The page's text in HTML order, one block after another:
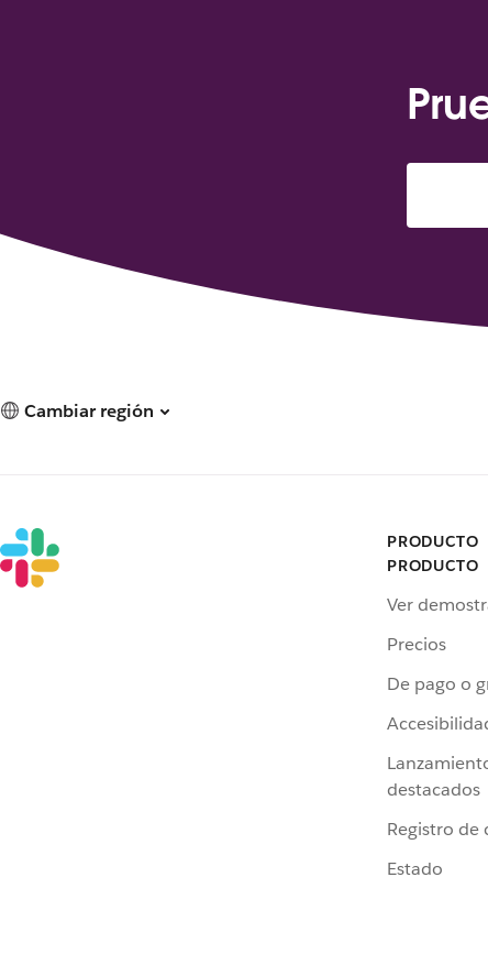
Cambiar región
PRODUCTO
PRODUCTO
Ver
Precios
De pago o
destacados
Registro de
Estado